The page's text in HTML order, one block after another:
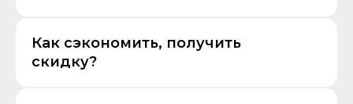
Как сэкономить, получить
скидку?